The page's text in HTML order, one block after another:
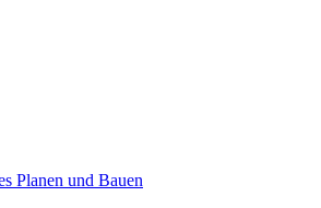
Planen und Bauen